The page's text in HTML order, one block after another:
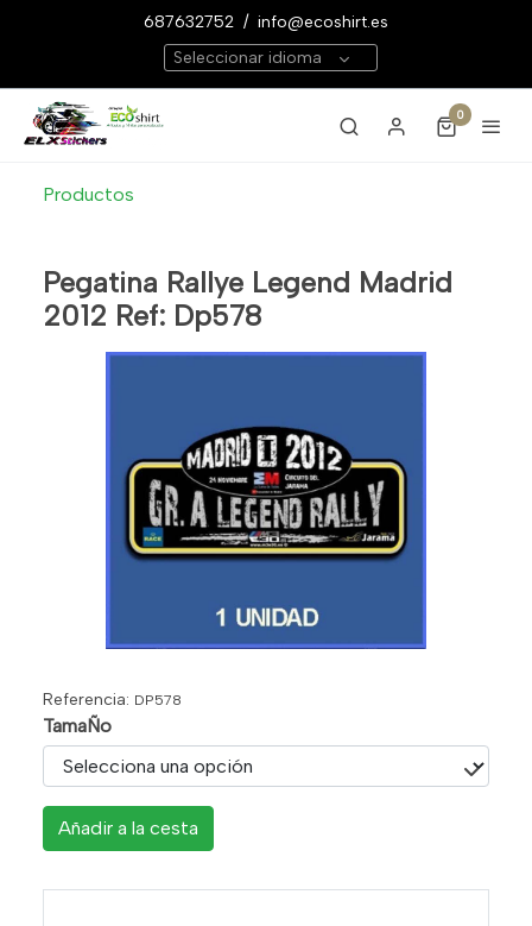
687632752 / info@ecoshirt.es
Seleccionar idioma
0
Productos
Pegatina Rallye Legend Madrid
2012 Ref: Dp578
Referencia: DP578
TamaÑo
Añadir a la cesta